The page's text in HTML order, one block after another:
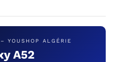
YOUSHOP ALGÉRIE
A52